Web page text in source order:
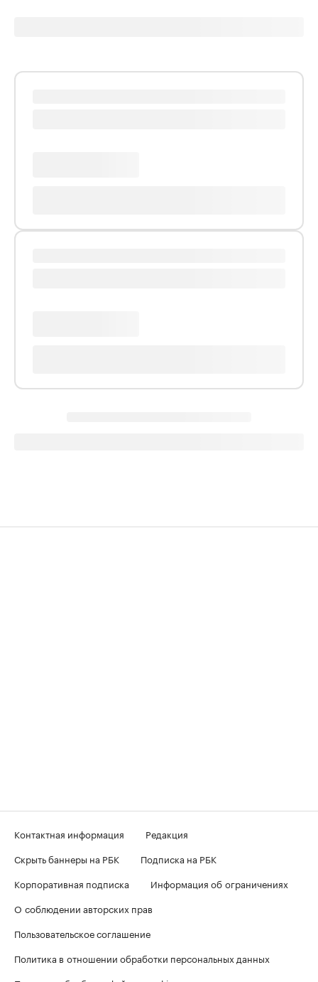
Контактная информация
Редакция
Скрыть баннеры на РБК
Подписка на РБК
Корпоративная подписка
Информация об ограничениях
О соблюдении авторских прав
Пользовательское соглашение
Политика в отношении обработки персональных данных